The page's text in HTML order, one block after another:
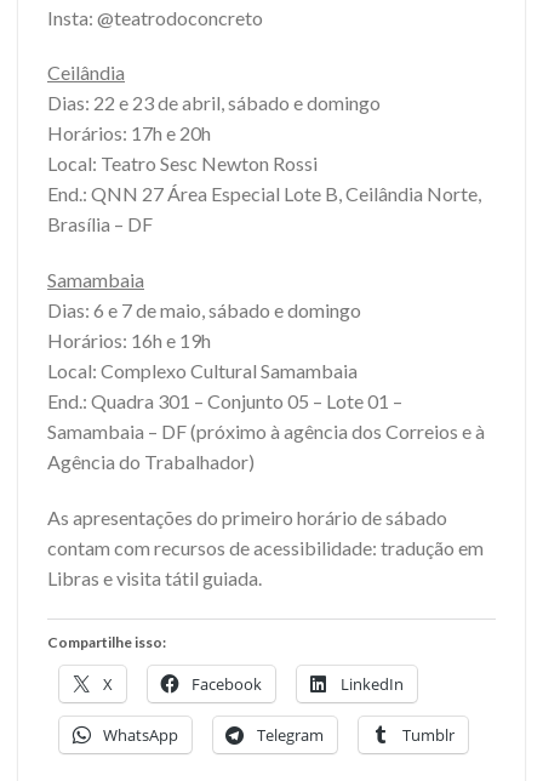
Insta: @teatrodoconcreto
Ceilândia
Dias: 22 e 23 de abril, sábado e domingo
Horários: 17h e 20h
Local: Teatro Sesc Newton Rossi
End.: QNN 27 Área Especial Lote B, Ceilândia Norte,
Brasília – DF
Samambaia
Dias: 6 e 7 de maio, sábado e domingo
Horários: 16h e 19h
Local: Complexo Cultural Samambaia
End.: Quadra 301 – Conjunto 05 – Lote 01 –
Samambaia – DF (próximo à agência dos Correios e à
Agência do Trabalhador)
As apresentações do primeiro horário de sábado
contam com recursos de acessibilidade: tradução em
Libras e visita tátil guiada.
Compartilhe isso:
X Facebook LinkedIn
WhatsApp Telegram Tumblr